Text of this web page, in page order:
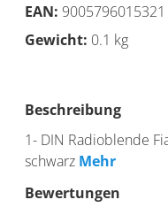
EAN: 9005796015321
Gewicht: 0.1 kg
Beschreibung
1- DIN Radioblende
schwarz Mehr
Bewertungen